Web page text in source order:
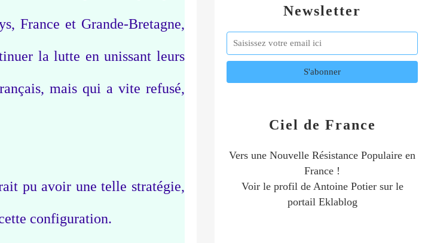
France et Grande-Bretagne,
la lutte en unissant leurs
mais qui a vite refusé,
pu avoir une telle stratégie,
configuration.
Newsletter
Ciel de France
Vers une Nouvelle Résistance Populaire en
France !
Voir le profil de Antoine Potiersur le
portail Eklablog